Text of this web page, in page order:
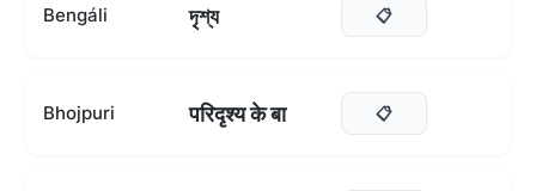
Bengáli দৃশ্য 📋
Bhojpuri परिदृश्य के बा 📋